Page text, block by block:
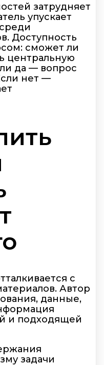
затрудняет
упускает
Доступность
сможет ли
центральную
да — вопрос
нет —
с
Автор
данные,
и подходящей
задачи